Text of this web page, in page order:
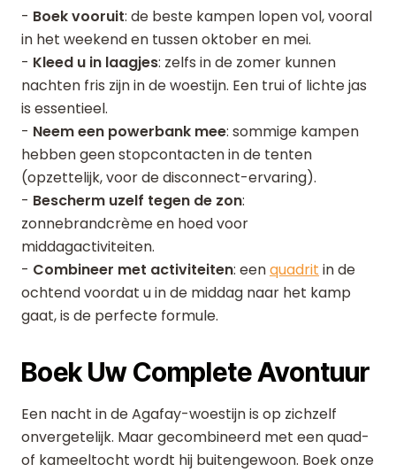
- Boek vooruit: de beste kampen lopen vol, vooral
in het weekend en tussen oktober en mei.
- Kleed u in laagjes: zelfs in de zomer kunnen
nachten fris zijn in de woestijn. Een trui of lichte jas
is essentieel.
- Neem een powerbank mee: sommige kampen
hebben geen stopcontacten in de tenten
(opzettelijk, voor de disconnect-ervaring).
- Bescherm uzelf tegen de zon:
zonnebrandcrème en hoed voor
middagactiviteiten.
- Combineer met activiteiten: eenquadrit in de
ochtend voordat u in de middag naar het kamp
gaat, is de perfecte formule.
Boek Uw Complete Avontuur
Een nacht in de Agafay-woestijn is op zichzelf
onvergetelijk. Maar gecombineerd met een quad-
of kameeltocht wordt hij buitengewoon. Boek onze